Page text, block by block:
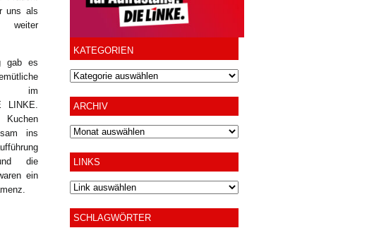
uns als
weiter
gab es
im
LINKE.
Kuchen
ins
die
ein
KATEGORIEN
ARCHIV
Archiv
LINKS
SCHLAGWÖRTER